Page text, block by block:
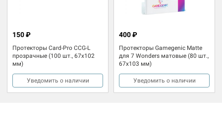
Протекторы Card-Pro CCG-L
прозрачные (100 шт., 67x102
мм)
150 ₽
Уведомить о наличии
Протекторы Gamegenic Matte
для 7 Wonders матовые (80 шт.,
67x103 мм)
400 ₽
Уведомить о наличии